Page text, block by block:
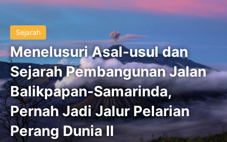
Sejarah
Menelusuri Asal-usul dan
Sejarah Pembangunan Jalan
Balikpapan-Samarinda,
Pernah Jadi Jalur Pelarian
Perang Dunia II